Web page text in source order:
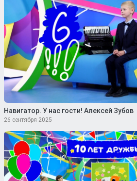
Навигатор. У нас гости! Алексей Зубов
26 сентября 2025